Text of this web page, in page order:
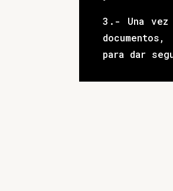
3.- Una
para dar